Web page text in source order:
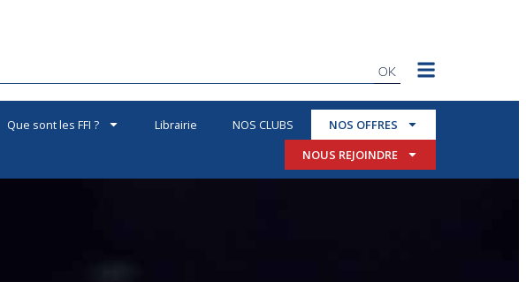
OK
Que sont les FFI ? Librairie NOS CLUBS
NOS OFFRES
NOUS REJOINDRE